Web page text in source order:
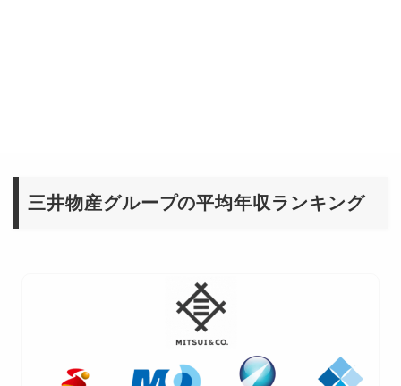
三井物産グループの平均年収ランキング